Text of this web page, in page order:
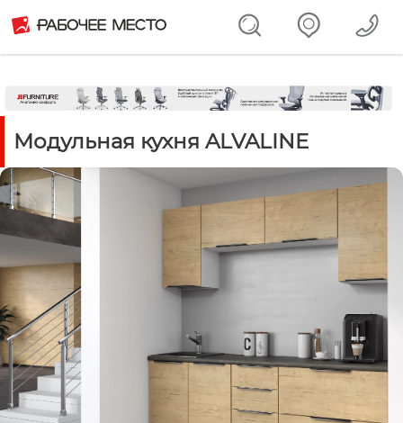
Модульная кухня ALVALINE